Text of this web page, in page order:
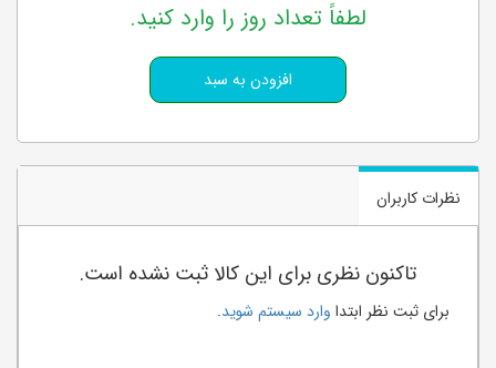
لطفاً تعداد روز را وارد کنید.
نظرات کاربران
تاکنون نظری برای این کالا ثبت نشده است.
برای ثبت نظر ابتدا وارد سیستم شوید.